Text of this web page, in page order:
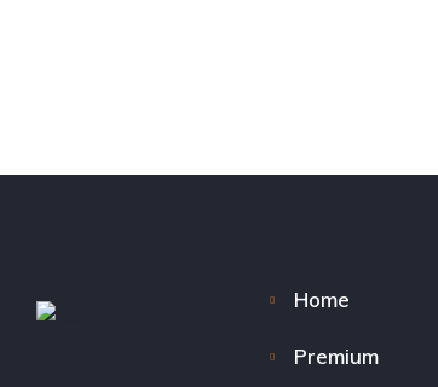
Home
Premium